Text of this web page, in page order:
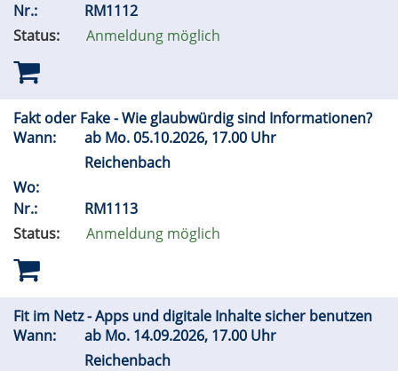
Nr.:
RM1112
Status:
Anmeldung möglich
Fakt oder Fake - Wie glaubwürdig sind Informationen?
Wann:
ab Mo.05.10.2026, 17.00 Uhr
Reichenbach
Wo:
Nr.:
RM1113
Status:
Anmeldung möglich
Fit im Netz - Apps und digitale Inhalte sicher benutzen
Wann:
ab Mo. 14.09.2026, 17.00 Uhr
Reichenbach